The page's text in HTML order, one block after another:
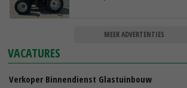
MEER ADVERTENTIES
VACATURES
Verkoper Binnendienst Glastuinbouw